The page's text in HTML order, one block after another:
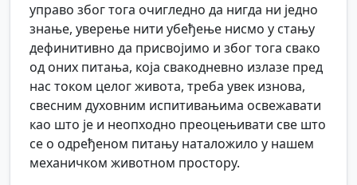
управо због тога очигледно да нигда ни једно
знање, уверење нити убеђење нисмо у стању
дефинитивно да присвојимо и због тога свако
од оних питања, која свакодневно излазе пред
нас током целог живота, треба увек изнова,
свесним духовним испитивањима освежавати
као што је и неопходно преоцењивати све што
се о одређеном питању наталожило у нашем
механичком животном простору.